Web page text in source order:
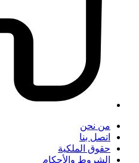
من نحن
اتصل بنا
حقوق الملكية
الشروط والأحكام